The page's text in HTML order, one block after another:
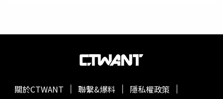
關於CTWANT 聯繫&爆料 隱私權政策